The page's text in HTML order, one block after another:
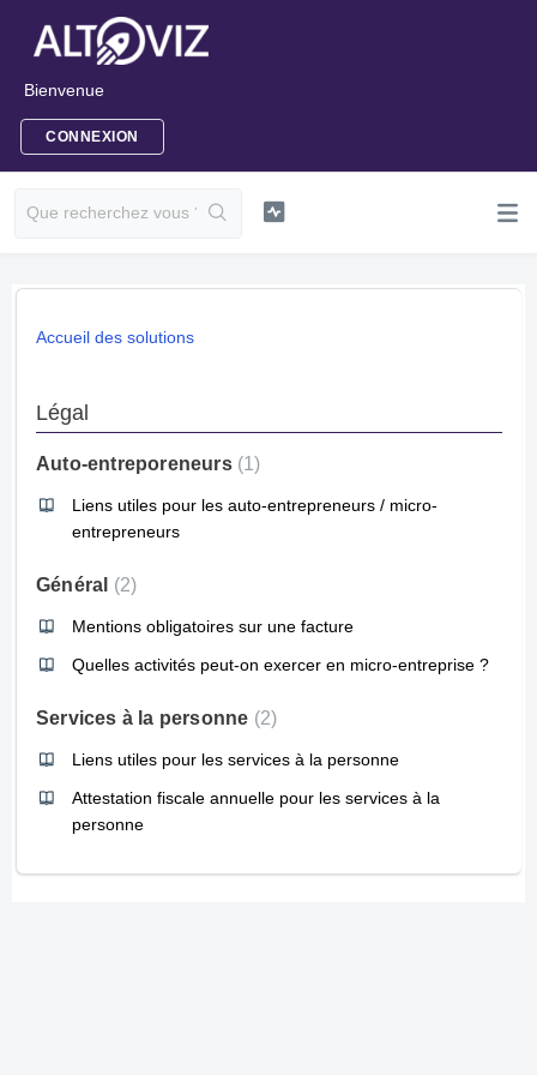
Bienvenue
CONNEXION
Accueil des solutions
Légal
Auto-entreporeneurs 1
Liens utiles pour les auto-entrepreneurs / micro-
entrepreneurs
Général 2
Mentions obligatoires sur une facture
Quelles activités peut-on exercer en micro-entreprise ?
Services à la personne 2
Liens utiles pour les services à la personne
Attestation fiscale annuelle pour les services à la
personne